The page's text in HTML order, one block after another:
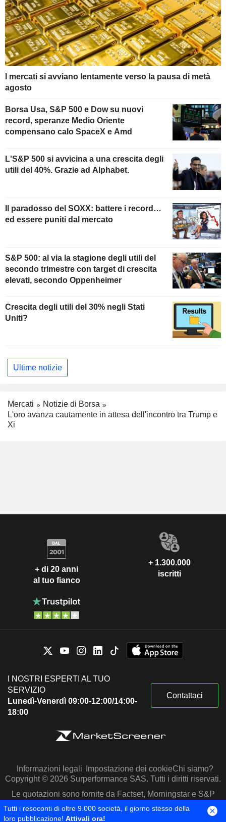
I mercati si avviano lentamente verso la pausa di metà
agosto
Borsa Usa, S&P 500 e Dow su nuovi
record, speranze Medio Oriente
compensano calo SpaceX e Amd
L'S&P 500 si avvicina a una crescita degli
utili del 40%. Grazie ad Alphabet.
Il paradosso del SOXX: battere i record…
ed essere puniti dal mercato
S&P 500: al via la stagione degli utili del
secondo trimestre con target di crescita
elevati, secondo Oppenheimer
Crescita degli utili del 30% negli Stati
Uniti?
Ultime notizie
Mercati
Notizie di Borsa
L'oro avanza cautamente in attesa dell'incontro tra Trump e
Xi
+ di 20 anni
al tuo fianco
+ 1.300.000
iscritti
I NOSTRI ESPERTI AL TUO
SERVIZIO
Lunedì-Venerdì 09:00-12:00/14:00-
18:00
Contattaci
Informazioni legali Impostazione dei cookieChi siamo?
Copyright © 2026 Surperformance SAS. Tutti i diritti riservati.
Le quotazioni sono fornite da Factset, Morningstar e S&P
Capital IQ
Tutti i resoconti di oltre 9.000 società, il giorno stesso della
loro pubblicazione! Attivali ora!